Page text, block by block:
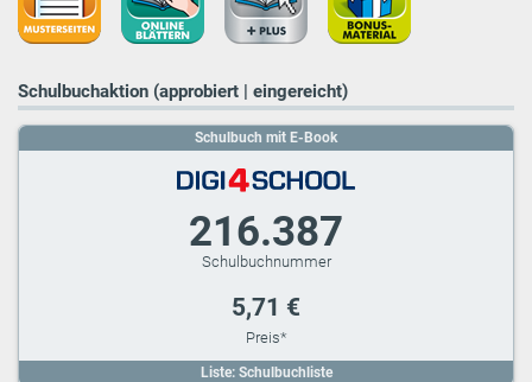
Schulbuchaktion (approbiert | eingereicht)
Liste: Schulbuchliste
Schulbuch mit E-Book
216.387
5,71 €